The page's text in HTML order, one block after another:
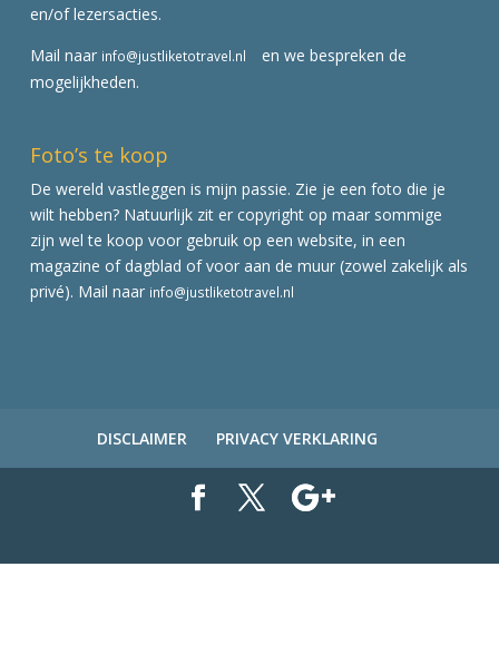
en/of lezersacties.
Mail naar info@justliketotravel.nl
en we bespreken de
mogelijkheden.
Foto’s te koop
De wereld vastleggen is mijn passie. Zie je een foto die je
wilt hebben? Natuurlijk zit er copyright op maar sommige
zijn wel te koop voor gebruik op een website, in een
magazine of dagblad of voor aan de muur (zowel zakelijk als
privé). Mail naar info@justliketotravel.nl
DISCLAIMER PRIVACY VERKLARING